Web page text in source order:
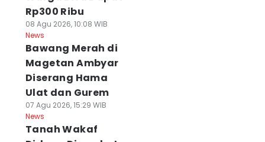
Rp300 Ribu
08 Agu 2026, 10:08 WIB
News
Bawang Merah di
Magetan Ambyar
Diserang Hama
Ulat dan Gurem
07 Agu 2026, 15:29 WIB
News
Tanah Wakaf